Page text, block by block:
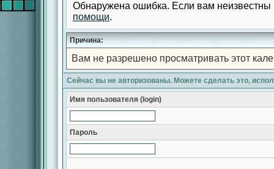
Обнаружена ошибка. Если вам
помощи.
Причина:
Вам не разрешено просматривать этот
Сейчас вы не авторизованы. Можете сделать это,
Имя пользователя (login)
Пароль